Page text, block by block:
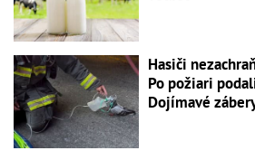
Hasiči
Po požiari
Dojímavé